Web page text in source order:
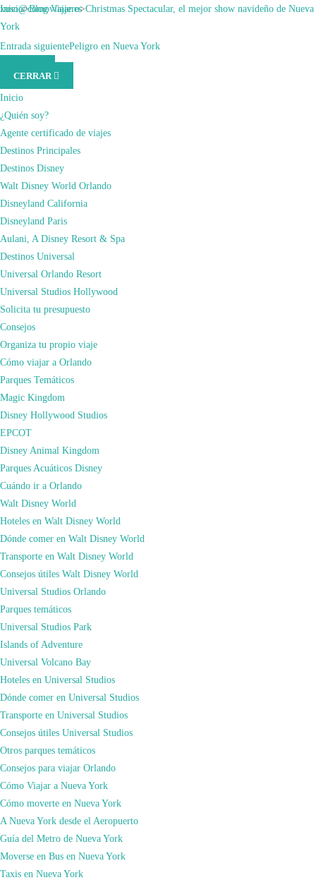
Saltar
al
contenido
tecla
Intro)
xuso@comoviajar.es
MENÚ
CERRAR
Inicio
¿Quién soy?
Agente certificado de viajes
Destinos Principales
Destinos Disney
Walt Disney World Orlando
Disneyland California
Disneyland Paris
Aulani, A Disney Resort & Spa
Destinos Universal
Universal Orlando Resort
Universal Studios Hollywood
Solicita tu presupuesto
Consejos
Organiza tu propio viaje
Cómo viajar a Orlando
Parques Temáticos
Magic Kingdom
Disney Hollywood Studios
EPCOT
Disney Animal Kingdom
Parques Acuáticos Disney
Cuándo ir a Orlando
Walt Disney World
Hoteles en Walt Disney World
Dónde comer en Walt Disney World
Transporte en Walt Disney World
Consejos útiles Walt Disney World
Universal Studios Orlando
Parques temáticos
Universal Studios Park
Islands of Adventure
Universal Volcano Bay
Hoteles en Universal Studios
Dónde comer en Universal Studios
Transporte en Universal Studios
Consejos útiles Universal Studios
Otros parques temáticos
Consejos para viajar Orlando
Cómo Viajar a Nueva York
Cómo moverte en Nueva York
A Nueva York desde el Aeropuerto
Guía del Metro de Nueva York
Moverse en Bus en Nueva York
Taxis en Nueva York
Inicio>Blog Viajero>Christmas Spectacular, el mejor show navideño de Nueva
York
Blog Viajero,Consejos Útiles para de Nueva York
mayo 9, 2022marzo 7, 2024
CHRISTMAS
SPECTACULAR, EL
MEJOR SHOW
NAVIDEÑO DE
NUEVA YORK
Cuando se habla de navidad en Nueva York, te haces unas imágenes en la
cabeza. Es inevitable. Y cuando ves Christmas Spectacular, esas imágenes se
hacen realidad.
Christmas Spectacular es el espectáculo que cada año se representa en el Radio
City Music Hall. Con más de 50 años de historia, este espectáculo no ha
faltado a su cita con la ciudad nunca. Tan solo se canceló el año de la
pandemia por las restricciones sanitarias.
Entrada anteriorDycker Heights, el barrio más navideño de Nueva York
Entrada siguientePeligro en Nueva York